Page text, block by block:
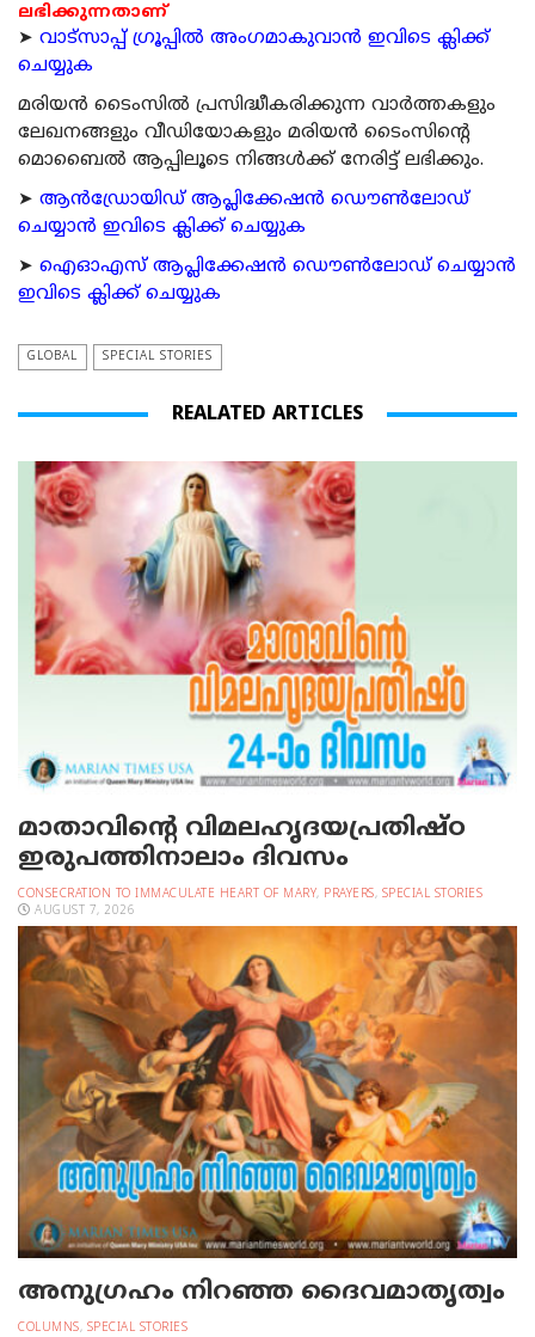
ലഭിക്കുന്നതാണ്
➤ വാട്സാപ്പ് ഗ്രൂപ്പിൽ അംഗമാകുവാൻ ഇവിടെ ക്ലിക്ക്
ചെയ്യുക
മരിയന്‍ ടൈംസില്‍ പ്രസിദ്ധീകരിക്കുന്ന വാര്‍ത്തകളും
ലേഖനങ്ങളും വീഡിയോകളും മരിയന്‍ ടൈംസിന്റെ
മൊബൈല്‍ ആപ്പിലൂടെ നിങ്ങള്‍ക്ക് നേരിട്ട് ലഭിക്കും.
➤ ആന്‍ഡ്രോയിഡ് ആപ്ലിക്കേഷന്‍ ഡൌണ്‍ലോഡ്
ചെയ്യാന്‍ ഇവിടെ ക്ലിക്ക് ചെയ്യുക
➤ ഐഓഎസ് ആപ്ലിക്കേഷന്‍ ഡൌണ്‍ലോഡ് ചെയ്യാന്‍
ഇവിടെ ക്ലിക്ക് ചെയ്യുക
GLOBAL SPECIAL STORIES
REALATED ARTICLES
മാതാവിന്റെ വിമലഹൃദയപ്രതിഷ്ഠ
ഇരുപത്തിനാലാം ദിവസം
CONSECRATION TO IMMACULATE HEART OF MARY, PRAYERS, SPECIAL STORIES
AUGUST 7, 2026
അനുഗ്രഹം നിറഞ്ഞ ദൈവമാതൃത്വം
COLUMNS, SPECIAL STORIES